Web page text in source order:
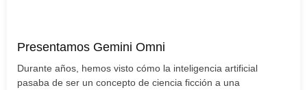
Presentamos Gemini Omni
Durante años, hemos visto cómo la inteligencia artificial
pasaba de ser un concepto de ciencia ficción a una